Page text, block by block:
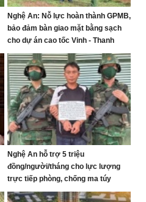
Nghệ An: Nỗ lực hoàn thành GPMB,
bảo đảm bàn giao mặt bằng sạch
cho dự án cao tốc Vinh - Thanh
Thủy
Nghệ An hỗ trợ 5 triệu
đồng/người/tháng cho lực lượng
trực tiếp phòng, chống ma túy